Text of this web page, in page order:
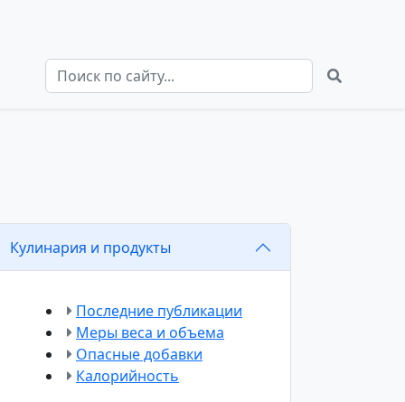
Кулинария и продукты
Последние публикации
Меры веса и объема
Опасные добавки
Калорийность